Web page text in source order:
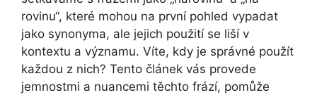
rovinu“, které mohou na první pohled vypadat
jako synonyma, ale jejich použití se liší v
kontextu a významu. Víte, kdy je správné použít
každou z nich? Tento článek vás provede
jemnostmi a nuancemi těchto frází, pomůže